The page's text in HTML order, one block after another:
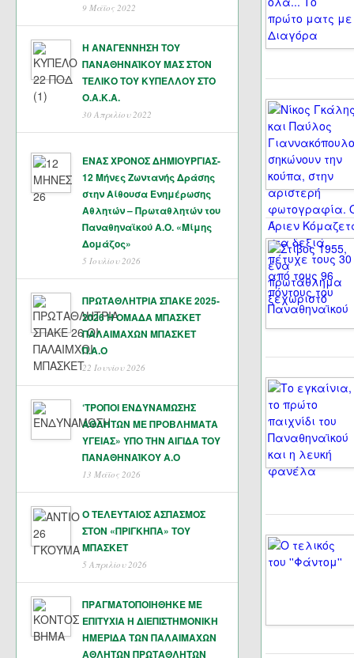
9 Μάϊος 2022
Η ΑΝΑΓΕΝΝΗΣΗ ΤΟΥ
ΠΑΝΑΘΗΝΑΪΚΟΥ ΜΑΣ ΣΤΟΝ
ΤΕΛΙΚΟ ΤΟΥ ΚΥΠΕΛΛΟΥ ΣΤΟ
Ο.Α.Κ.Α.
30 Απριλίου 2022
ΕΝΑΣ ΧΡΟΝΟΣ ΔΗΜΙΟΥΡΓΙΑΣ-
12 Μήνες Ζωντανής Δράσης
στην Αίθουσα Ενημέρωσης
Αθλητών – Πρωταθλητών του
Παναθηναϊκού Α.Ο. «Μίμης
Δομάζος»
5 Ιουλίου 2026
ΠΡΩΤΑΘΛΗΤΡΙΑ ΣΠΑΚΕ 2025-
2026 Η ΟΜΑΔΑ ΜΠΑΣΚΕΤ
ΠΑΛΑΙΜΑΧΩΝ ΜΠΑΣΚΕΤ
Π.Α.Ο
22 Ιουνίου 2026
‘ΤΡΟΠΟΙ ΕΝΔΥΝΑΜΩΣΗΣ
ΑΘΛΗΤΩΝ ΜΕ ΠΡΟΒΛΗΜΑΤΑ
ΥΓΕΙΑΣ» ΥΠΟ ΤΗΝ ΑΙΓΙΔΑ ΤΟΥ
ΠΑΝΑΘΗΝΑΊΚΟΥ Α.Ο
13 Μάϊος 2026
Ο ΤΕΛΕΥΤΑΙΟΣ ΑΣΠΑΣΜΟΣ
ΣΤΟΝ «ΠΡΙΓΚΗΠΑ» ΤΟΥ
ΜΠΑΣΚΕΤ
5 Απριλίου 2026
ΠΡΑΓΜΑΤΟΠΟΙΗΘΗΚΕ ΜΕ
ΕΠΙΤΥΧΙΑ Η ΔΙΕΠΙΣΤΗΜΟΝΙΚΗ
ΗΜΕΡΙΔΑ ΤΩΝ ΠΑΛΑΙΜΑΧΩΝ
ΑΘΛΗΤΩΝ ΠΡΩΤΑΘΛΗΤΩΝ